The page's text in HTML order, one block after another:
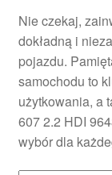
Zasady i
Nie czekaj,
dokładną i
pojazdu.
samochodu to
użytkowania, a
607 2.2 HDI
wybór dla